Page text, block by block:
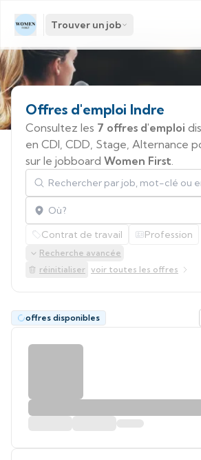
Trouver un job
Offres d'emploi Indre
Consultez les 7 offres d'emploi
en CDI, CDD, Stage, Alternance
sur le jobboard Women First.
Rechercher par job, mot-clé ou
Localisation
Contrat de travail Profession
Recherche avancée
réinitialiser voir toutes les offres
offres disponibles